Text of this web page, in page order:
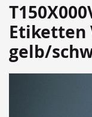
Etiketten
gelb/